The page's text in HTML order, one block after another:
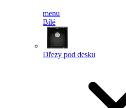
menu
Bílé
Dřezy pod desku